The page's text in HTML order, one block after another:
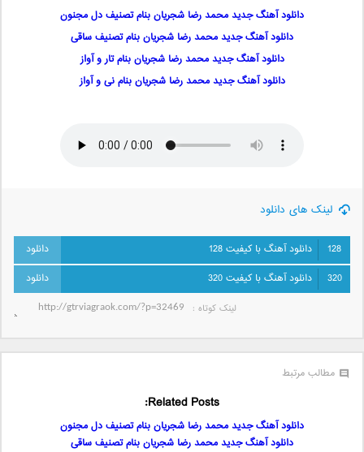
دانلود آهنگ جدید محمد رضا شجریان بنام تصنیف دل مجنون
دانلود آهنگ جدید محمد رضا شجریان بنام تصنیف ساقی
دانلود آهنگ جدید محمد رضا شجریان بنام تار و آواز
دانلود آهنگ جدید محمد رضا شجریان بنام نی و آواز
لینک های دانلود
128
دانلود آهنگ با کیفیت 128
320
دانلود آهنگ با کیفیت 320
لینک کوتاه‌ :
مطالب مرتبط
Related Posts:
دانلود آهنگ جدید محمد رضا شجریان بنام تصنیف دل مجنون
دانلود آهنگ جدید محمد رضا شجریان بنام تصنیف ساقی